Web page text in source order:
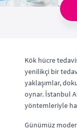
Kök hücre
yenilikçi bir
yaklaşımlar,
oynar. İstanbul
yöntemleriyle
Günümüz